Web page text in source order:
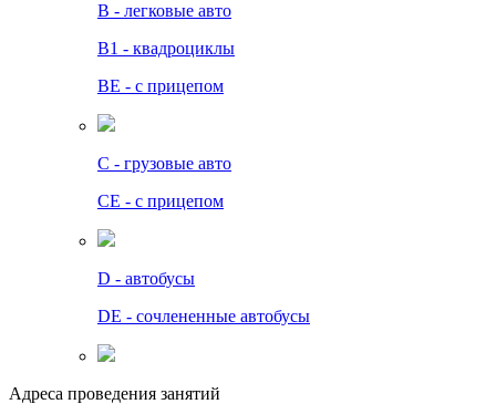
B - легковые авто
В1 - квадроциклы
BE - с прицепом
C - грузовые авто
СЕ - с прицепом
D - автобусы
DE - сочлененные автобусы
Адреса проведения занятий